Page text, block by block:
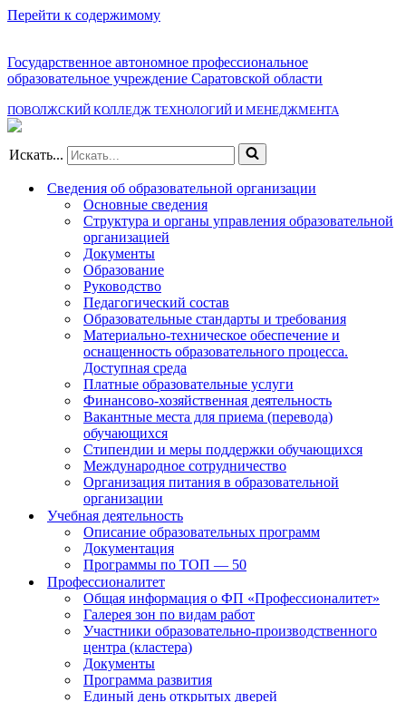
Перейти к содержимому
Государственное автономное профессиональное
образовательное учреждение Саратовской области
ПОВОЛЖСКИЙ КОЛЛЕДЖ ТЕХНОЛОГИЙ И МЕНЕДЖМЕНТА
Искать...
Сведения об образовательной организации
Основные сведения
Структура и органы управления образовательной
организацией
Документы
Образование
Руководство
Педагогический состав
Образовательные стандарты и требования
Материально-техническое обеспечение и
оснащенность образовательного процесса.
Доступная среда
Платные образовательные услуги
Финансово-хозяйственная деятельность
Вакантные места для приема (перевода)
обучающихся
Стипендии и меры поддержки обучающихся
Международное сотрудничество
Организация питания в образовательной
организации
Учебная деятельность
Описание образовательных программ
Документация
Программы по ТОП — 50
Профессионалитет
Общая информация о ФП «Профессионалитет»
Галерея зон по видам работ
Участники образовательно-производственного
центра (кластера)
Документы
Программа развития
Единый день открытых дверей